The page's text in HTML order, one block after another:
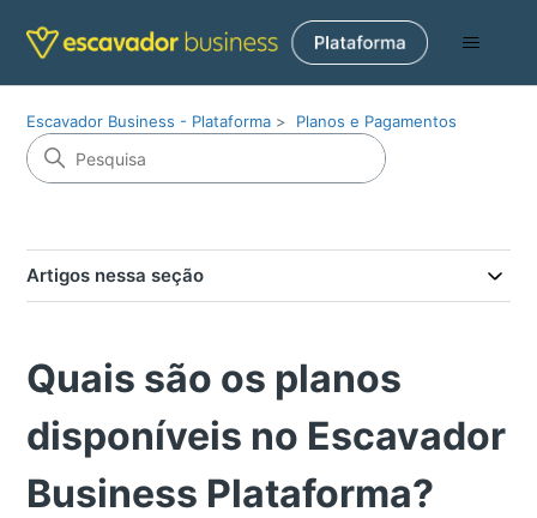
Escavador Business - Plataforma Planos e Pagamentos
Artigos nessa seção
Quais são os planos
disponíveis no Escavador
Business Plataforma?